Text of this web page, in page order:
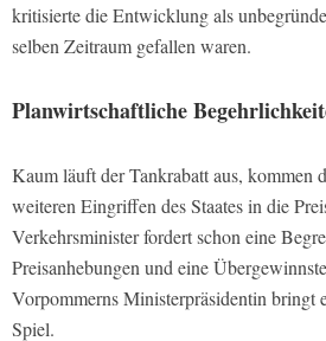
kritisierte die Entwicklung als
selben Zeitraum gefallen waren.
Planwirtschaftliche
Kaum läuft der Tankrabatt aus, kommen
weiteren Eingriffen des Staates in die
Verkehrsminister fordert schon eine
Preisanhebungen und eine
Vorpommerns Ministerpräsidentin bringt
Spiel.